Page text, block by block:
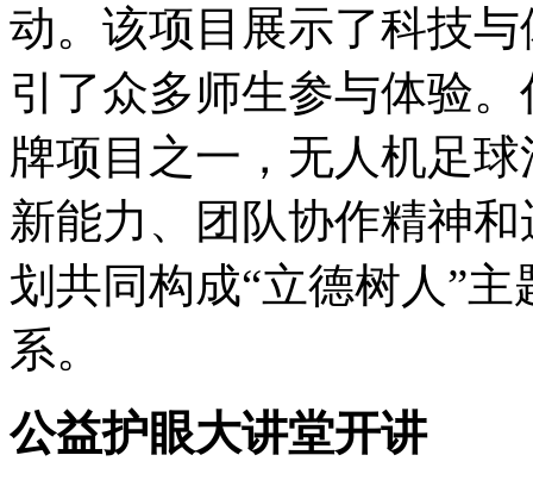
动。该项目展示了科技
引了众多师生参与体验
牌项目之一，无人机足
新能力、团队协作精神
划共同构成“立德树人”
系。
公益护眼大讲堂开讲